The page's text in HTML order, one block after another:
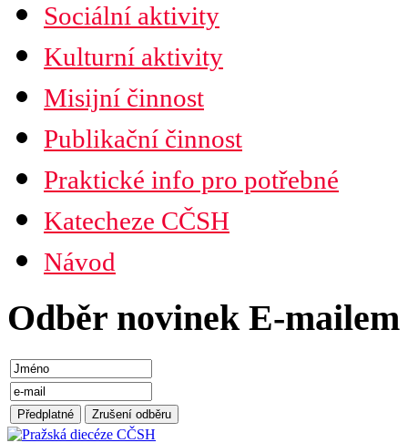
Sociální aktivity
Kulturní aktivity
Misijní činnost
Publikační činnost
Praktické info pro potřebné
Katecheze CČSH
Návod
Odběr novinek E-mailem